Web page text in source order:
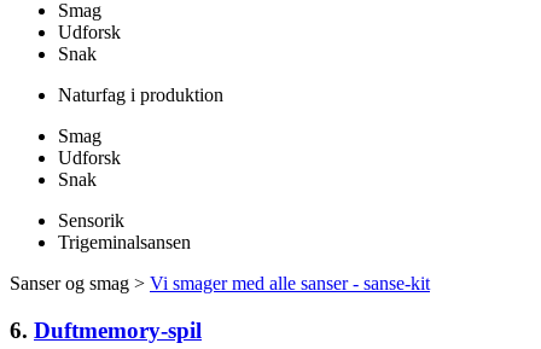
Smag
Udforsk
Snak
Naturfag i produktion
Smag
Udforsk
Snak
Sensorik
Trigeminalsansen
Sanser og smag > Vi smager med alle sanser - sanse-kit
6. Duftmemory-spil